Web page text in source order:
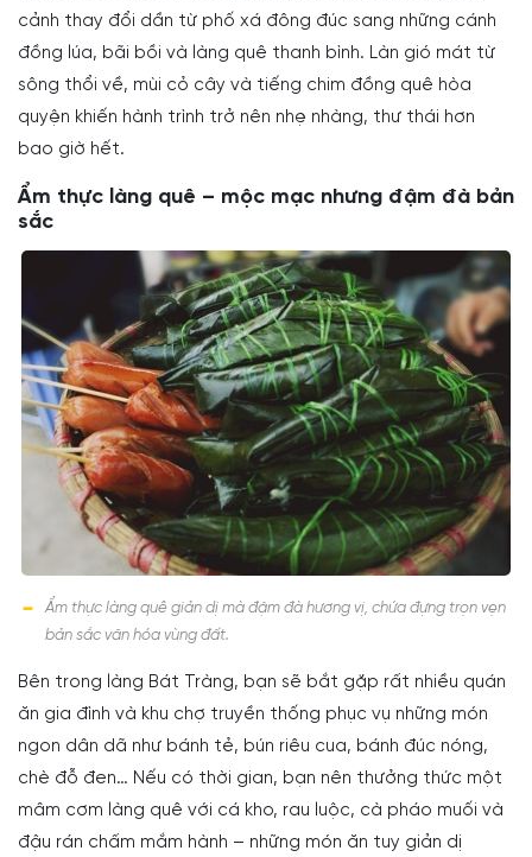
cảnh thay đổi dần từ phố xá đông đúc sang những cánh
đồng lúa, bãi bồi và làng quê thanh bình. Làn gió mát từ
sông thổi về, mùi cỏ cây và tiếng chim đồng quê hòa
quyện khiến hành trình trở nên nhẹ nhàng, thư thái hơn
bao giờ hết.
Ẩm thực làng quê – mộc mạc nhưng đậm đà bản
sắc
Ẩm thực làng quê giản dị mà đậm đà hương vị, chứa đựng trọn vẹn
bản sắc văn hóa vùng đất.
Bên trong làng Bát Tràng, bạn sẽ bắt gặp rất nhiều quán
ăn gia đình và khu chợ truyền thống phục vụ những món
ngon dân dã như bánh tẻ, bún riêu cua, bánh đúc nóng,
chè đỗ đen… Nếu có thời gian, bạn nên thưởng thức một
mâm cơm làng quê với cá kho, rau luộc, cà pháo muối và
đậu rán chấm mắm hành – những món ăn tuy giản dị